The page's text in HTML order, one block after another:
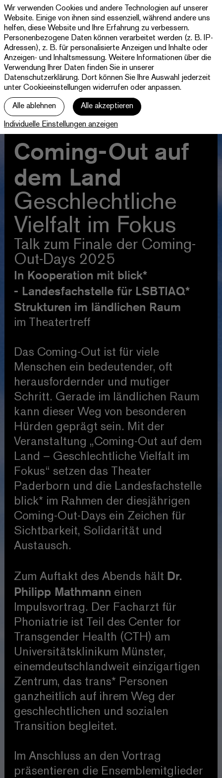
Theater
Paderborn
Westfälische
Kammerspiele
Programm & Tickets
Abos
jott
Ihr Besuch
Haus
Coming-Out auf
dem Land
Geschlechtliche
Vielfalt im Fokus
Talk zum Finale der Coming-
Out-Days 2025
In Kooperation mit blick*
- Landesfachstelle für LSBTIAQ*
Strukturen im ländlichen Raum
im Theatertreff
Das Coming-Out ist für viele
Menschen ein bedeutender, oft
herausfordernder und mutiger
Schritt. Gerade im ländlichen Raum
kann dieser Weg von besonderen
Hürden geprägt sein. Mit der
Veranstaltung „Coming-Out auf dem
Land – Geschlechtliche Vielfalt im
Fokus“ setzen das Theater
Paderborn und die Landesfachstelle
blick* im Rahmen der diesjährigen
Coming-Out-Days ein Zeichen für
Sichtbarkeit, Solidarität und
Austausch.
Zum Auftakt des Abends hält Dr.
Philipp Mathmann einen
Impulsvortrag. Der Facharzt für
Phoniatrie ist Teil des Center for
Transgender Health (CTH) am
Universitätsklinikum Münster,
einemdeutschlandweit einzigartigen
Zentrum, das trans* Personen
ganzheitlich auf ihrem Weg der
geschlechtlichen und sozialen
Transition begleitet.
Im Anschluss an den Vortrag
präsentieren die Ensemblemitglieder
Wir verwenden Cookies und andere Technologien auf unserer
Website. Einige von ihnen sind essenziell, während andere uns
helfen, diese Website und Ihre Erfahrung zu verbessern.
Personenbezogene Daten können verarbeitet werden (z. B. IP-
Adressen), z. B. für personalisierte Anzeigen und Inhalte oder
Anzeigen- und Inhaltsmessung. Weitere Informationen über die
Verwendung Ihrer Daten finden Sie in unserer
Datenschutzerklärung. Dort können Sie Ihre Auswahl jederzeit
unter Cookieeinstellungen widerrufen oder anpassen.
Alle ablehnen Alle akzeptieren
Individuelle Einstellungen anzeigen